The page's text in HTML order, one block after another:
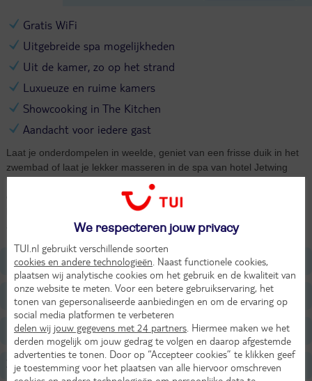
Gratis WiFi
Uitgebreide spa mogelijkheden
Uit de kamer, zo op het strand
Luxueuze en ruime kamers
Showcooking in The Kitchen
Aandacht voor iedere gast
Laat je onderdompelen in weelde, geniet van een frisse duik in het
zwembad of laat je lekker masseren in de spa van hotel Jetwing
Blue. In "The Kitchen" worden culinaire hoogstandjes a-la-minute
en live voor je bereid. Jetwing Blue met vele faciliteiten en met een
ligging direct aan het brede zandstrand van Negombo is een
aanrader voor wie op zoek is naar rust en luxe.
Ligging
Faciliteiten
Restaurants/Bars
Zwembaden
We respecteren jouw privacy
TUI.nl gebruikt verschillende soorten
cookies en andere technologieën . Naast functionele cookies,
plaatsen wij analytische cookies om het gebruik en de kwaliteit van
onze website te meten. Voor een betere gebruikservaring, het
tonen van gepersonaliseerde aanbiedingen en om de ervaring op
social media platformen te verbeteren
delen wij jouw gegevens met 24 partners . Hiermee maken we het
derden mogelijk om jouw gedrag te volgen en daarop afgestemde
advertenties te tonen. Door op “Accepteer cookies” te klikken geef
je toestemming voor het plaatsen van alle hiervoor omschreven